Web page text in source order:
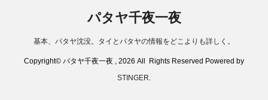
パタヤ千夜一夜
基本、パタヤ沈没。タイとパタヤの情報をどこよりも詳しく。
Copyright© パタヤ千夜一夜 , 2026 All Rights Reserved Powered by
STINGER.